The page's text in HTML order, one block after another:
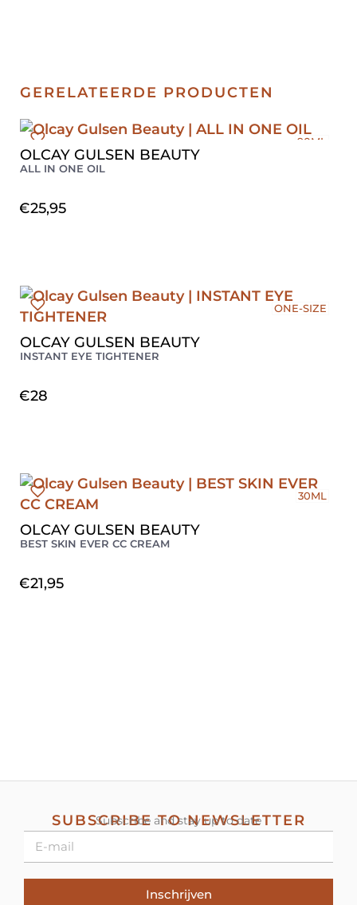
GERELATEERDE PRODUCTEN
OLCAY GULSEN BEAUTY
ALL IN ONE OIL
€25,95
90ML
OLCAY GULSEN BEAUTY
INSTANT EYE TIGHTENER
€28
ONE-SIZE
OLCAY GULSEN BEAUTY
BEST SKIN EVER CC CREAM
€21,95
30ML
SUBSCRIBE TO NEWSLETTER
Subscribe and stay up to date
Inschrijven